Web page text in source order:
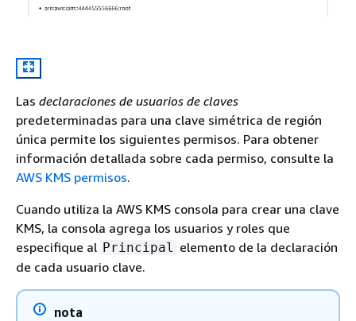
Las declaraciones de usuarios de claves
predeterminadas para una clave simétrica de región
única permite los siguientes permisos. Para obtener
información detallada sobre cada permiso, consulte la
AWS KMS permisos.
Cuando utiliza la AWS KMS consola para crear una clave
KMS, la consola agrega los usuarios y roles que
especifique al Principal elemento de la declaración
de cada usuario clave.
nota